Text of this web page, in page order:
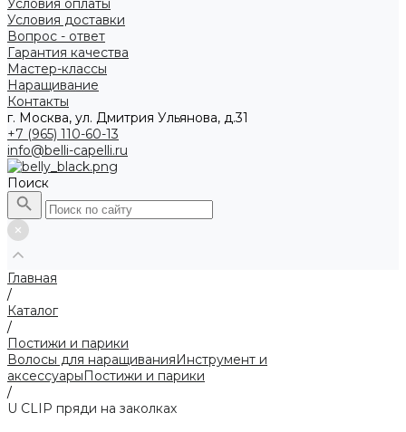
Условия оплаты
Условия доставки
Вопрос - ответ
Гарантия качества
Мастер-классы
Наращивание
Контакты
г. Москва, ул. Дмитрия Ульянова, д.31
+7 (965) 110-60-13
info@belli-capelli.ru
Поиск
Главная
/
Каталог
/
Постижи и парики
Волосы для наращиванияИнструмент и
аксессуарыПостижи и парики
/
U CLIP пряди на заколках